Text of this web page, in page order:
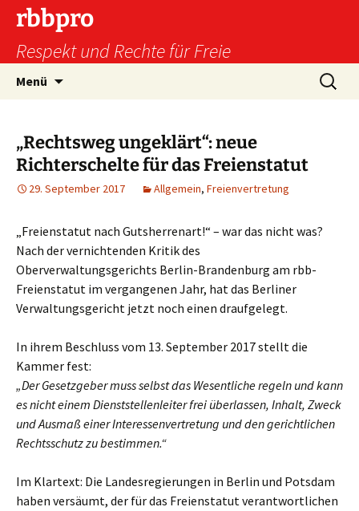
Zum
Inhalt
springen
rbbpro
Respekt und Rechte für Freie
Menü
Suchen
nach:
„Rechtsweg ungeklärt“: neue
Richterschelte für das Freienstatut
29. September 2017 Allgemein, Freienvertretung
„Freienstatut nach Gutsherrenart!“ – war das nicht was?
Nach der vernichtenden Kritik des
Oberverwaltungsgerichts Berlin-Brandenburg am rbb-
Freienstatut im vergangenen Jahr, hat das Berliner
Verwaltungsgericht jetzt noch einen draufgelegt.
In ihrem Beschluss vom 13. September 2017 stellt die
Kammer fest:
„Der Gesetzgeber muss selbst das Wesentliche regeln und kann
es nicht einem Dienststellenleiter frei überlassen, Inhalt, Zweck
und Ausmaß einer Interessenvertretung und den gerichtlichen
Rechtsschutz zu bestimmen.“
Im Klartext: Die Landesregierungen in Berlin und Potsdam
haben versäumt, der für das Freienstatut verantwortlichen